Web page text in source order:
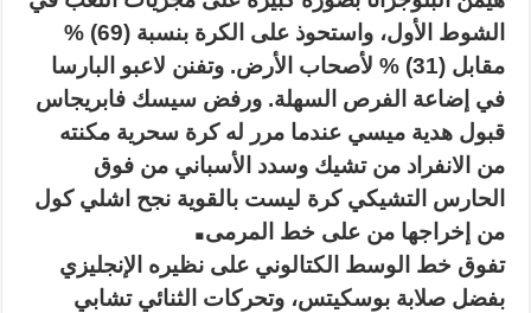
الشوط الأول، واستحوذ على الكرة بنسبة (69) %
مقابل (31) % لأصحاب الأرض. وتفنن لاعبو البارسا
في إضاعة الفرص السهلة. ورفض سيسك فابريجاس
قبول هدية ميسي عندما مرر له كرة سحرية مكنته
من الانفراد من تشيك وسدد الأسباني من فوق
الحارس التشيكي كرة ليست بالقوية نجح اشلي كول
من إخراجها من على خط المرمى.
تفوق خط الوسط الكتالوني على نظيره الإنجليزي
بفضل صلابة بوسكيتس، وتحركات الثنائي تشابي